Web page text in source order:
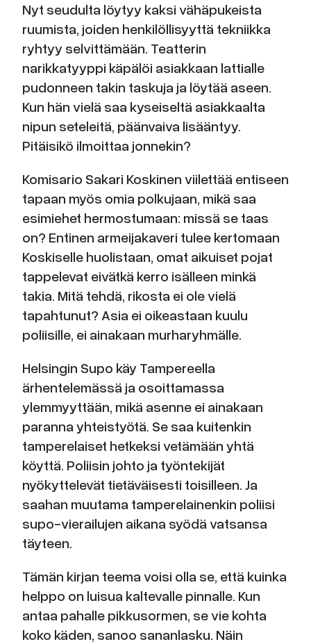
Nyt seudulta löytyy kaksi vähäpukeista
ruumista, joiden henkilöllisyyttä tekniikka
ryhtyy selvittämään. Teatterin
narikkatyyppi käpälöi asiakkaan lattialle
pudonneen takin taskuja ja löytää aseen.
Kun hän vielä saa kyseiseltä asiakkaalta
nipun seteleitä, päänvaiva lisääntyy.
Pitäisikö ilmoittaa jonnekin?
Komisario Sakari Koskinen viilettää entiseen
tapaan myös omia polkujaan, mikä saa
esimiehet hermostumaan: missä se taas
on? Entinen armeijakaveri tulee kertomaan
Koskiselle huolistaan, omat aikuiset pojat
tappelevat eivätkä kerro isälleen minkä
takia. Mitä tehdä, rikosta ei ole vielä
tapahtunut? Asia ei oikeastaan kuulu
poliisille, ei ainakaan murharyhmälle.
Helsingin Supo käy Tampereella
ärhentelemässä ja osoittamassa
ylemmyyttään, mikä asenne ei ainakaan
paranna yhteistyötä. Se saa kuitenkin
tamperelaiset hetkeksi vetämään yhtä
köyttä. Poliisin johto ja työntekijät
nyökyttelevät tietäväisesti toisilleen. Ja
saahan muutama tamperelainenkin poliisi
supo-vierailujen aikana syödä vatsansa
täyteen.
Tämän kirjan teema voisi olla se, että kuinka
helppo on luisua kaltevalle pinnalle. Kun
antaa pahalle pikkusormen, se vie kohta
koko käden, sanoo sananlasku. Näin